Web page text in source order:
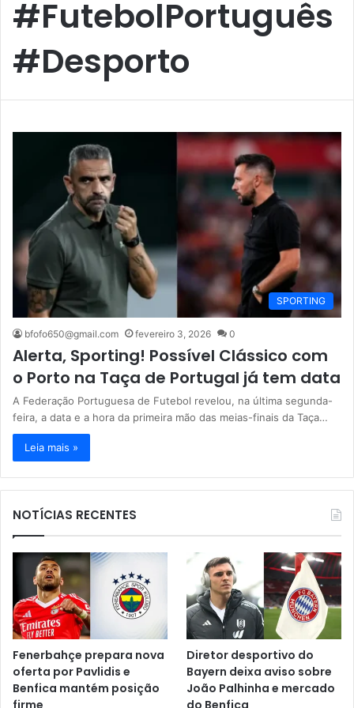
#FutebolPortuguês
#Desporto
SPORTING
bfofo650@gmail.com fevereiro 3, 2026 0
Alerta, Sporting! Possível Clássico com
o Porto na Taça de Portugal já tem data
A Federação Portuguesa de Futebol revelou, na última segunda-
feira, a data e a hora da primeira mão das meias-finais da Taça…
Leia mais »
NOTÍCIAS RECENTES
Fenerbahçe prepara nova
oferta por Pavlidis e
Benfica mantém posição
firme
Diretor desportivo do
Bayern deixa aviso sobre
João Palhinha e mercado
do Benfica